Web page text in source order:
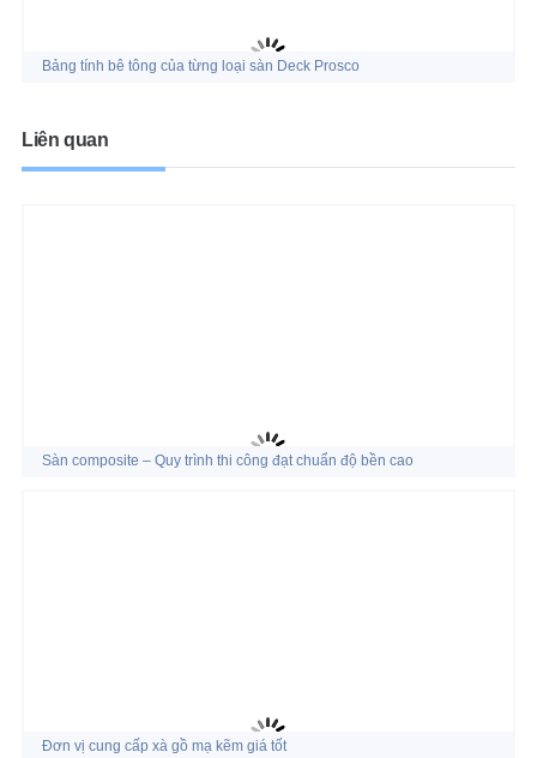
Bảng tính bê tông của từng loại sàn Deck Prosco
Liên quan
Sàn composite – Quy trình thi công đạt chuẩn độ bền cao
Đơn vị cung cấp xà gồ mạ kẽm giá tốt